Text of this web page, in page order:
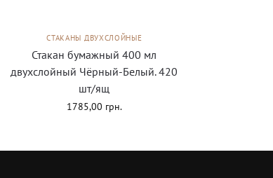
СТАКАНЫ ДВУХСЛОЙНЫЕ
Стакан бумажный 400 мл
двухслойный Чёрный-Белый. 420
шт/ящ
1785,00 грн.